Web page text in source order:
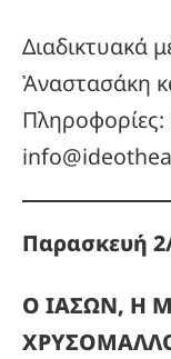
Διαδικτυακά
Ἀναστασάκη
Παρασκευή
Ο ΙΑΣΩΝ, Η